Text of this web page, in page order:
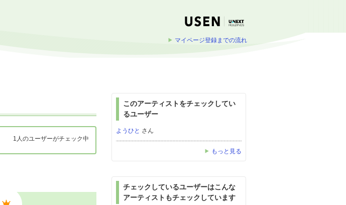
マイページ登録までの流れ
1人のユーザーがチェック中
このアーティストをチェックしてい
るユーザー
ようひと さん
もっと見る
チェックしているユーザーはこんな
アーティストもチェックしています